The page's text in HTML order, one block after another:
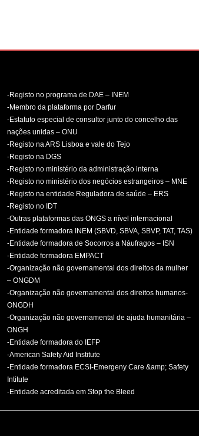
-Registo no programa de DAE – INEM
-Membro da plataforma por Darfur
-Estatuto especial de consultor junto do concelho das
nações unidas – ONU
-Registo na ARS Lisboa e vale do Tejo
-Registo na DGS
-Registo no ministério da administração interna
-Registo no ministério dos negócios estrangeiros – MNE
-Registo na entidade Reguladora de saúde – ERS
-Registo no IDT
-Outras plataformas das ONGS a nível internacional
-Entidade formadora INEM (SBVD, SBVA, SBVP, TAT, TAS)
-Entidade formadora de Socorros a Náufragos – ISN
-Entidade formadora EMPACT
-Organização não governamental dos direitos da mulher
– ONGDM
-Organização não governamental dos direitos humanos-
ONGDH
-Organização não governamental de ajuda humanitária –
ONGH
-Entidade formadora do IEFP
-American Safety Aid Institute
-Entidade formadora ECSI-Emergeny Care &amp; Safety
Intitute
-Entidade acreditada em Stop the Bleed